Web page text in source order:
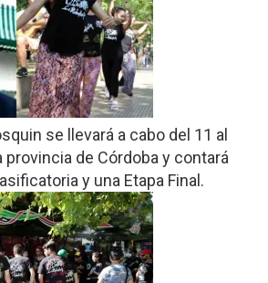
se llevará a cabo del 11 al
provincia de Córdoba y contará
y una Etapa Final.